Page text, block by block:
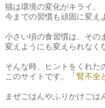
猫は環境の変化がキライ。
今までの習慣も頑固に変え
小さい頃の食習慣は、その
変えようにも変えられなく
そんな時、ヒントをくれた
このサイトです。「腎不全
まぜごはんやふりかけごは